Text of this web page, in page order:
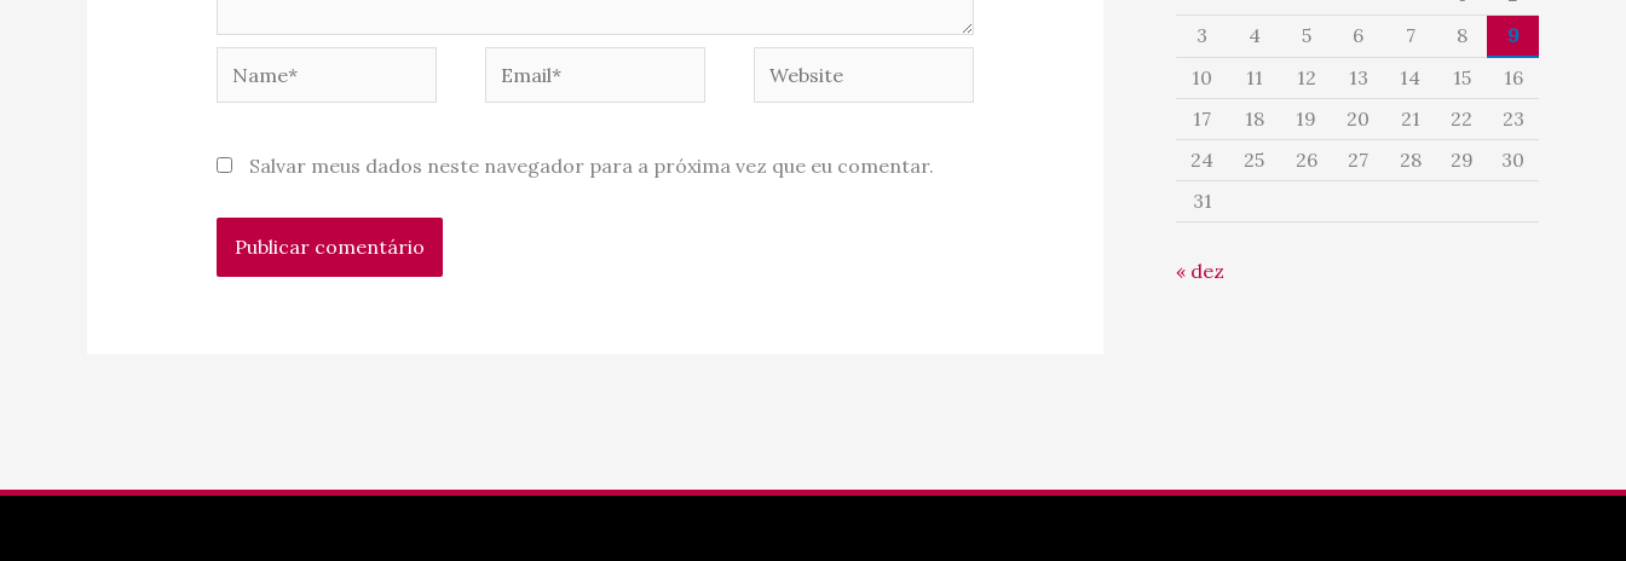
Website
Salvar meus dados neste navegador para a próxima vez que eu comentar.
3
4 5 6 7 8
9
10
11 12 13 14 15
16
17
18 19 20 21 22
23
24
25 26 27 28 29
30
31
« dez